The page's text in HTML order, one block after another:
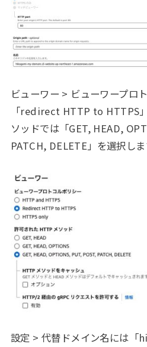
ビューワー > ビューワープロ
「redirect HTTP to HTTPS
ソッドでは「GET, HEAD,
PATCH, DELETE」を選択しま
設定 > 代替ドメイン名には